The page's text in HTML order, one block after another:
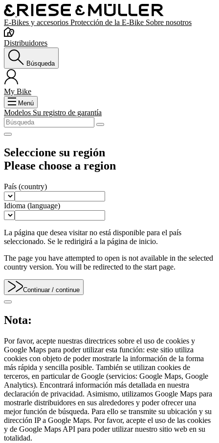
E-Bikes y accesorios Protección de la E-Bike Sobre nosotros
Distribuidores
Búsqueda
My Bike
Menú
Modelos Su registro de garantía
Seleccione su región
Please choose a region
País (country)
Idioma (language)
La página que desea visitar no está disponible para el país
seleccionado. Se le redirigirá a la página de inicio.
The page you have attempted to open is not available in the selected
country version. You will be redirected to the start page.
Continuar / continue
Nota:
Por favor, acepte nuestras directrices sobre el uso de cookies y
Google Maps para poder utilizar esta función: este sitio utiliza
cookies con objeto de poder mostrarle la información de la forma
más rápida y sencilla posible. También se utilizan cookies de
terceros, en particular de Google (servicios: Google Maps, Google
Analytics). Encontrará información más detallada en nuestra
declaración de privacidad. Asimismo, utilizamos Google Maps para
mostrarle distribuidores en sus alrededores y poder ofrecer una
mejor función de búsqueda. Para ello se transmite su ubicación y su
dirección IP a Google Maps. Por favor, acepte el uso de las cookies
y de Google Maps API para poder utilizar nuestro sitio web en su
totalidad.